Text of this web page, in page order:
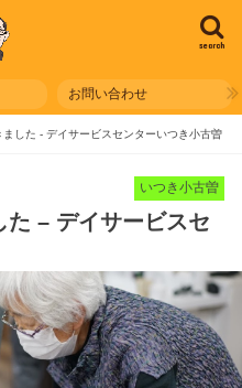
search
お問い合わせ
した - デイサービスセンターいつき小古曽
いつき小古曽
た – デイサービスセ